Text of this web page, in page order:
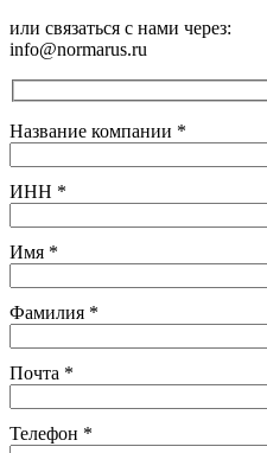
или связаться с нами через:
info@normarus.ru
Название компании *
ИНН *
Имя *
Фамилия *
Почта *
Телефон *